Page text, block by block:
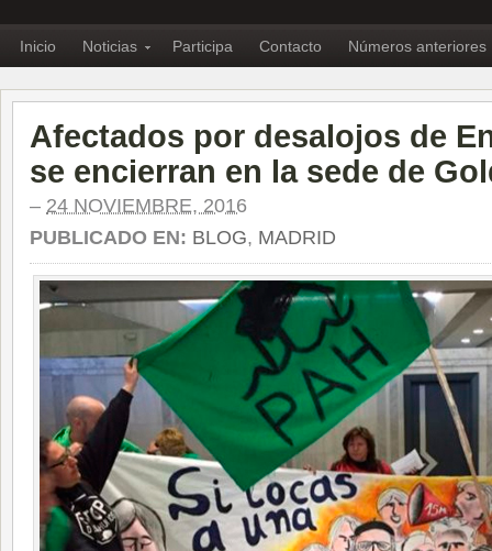
Inicio Noticias Participa Contacto Números anteriores
Afectados por desalojos de
se encierran en la sede de
– 24 NOVIEMBRE, 2016
PUBLICADO EN: BLOG, MADRID